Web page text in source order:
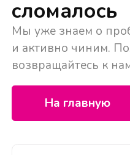
сломалось
Мы уже знаем о
и активно чиним.
возвращайтесь к
На главную